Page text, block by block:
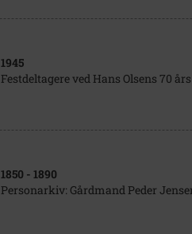
1945
Festdeltagere ved Hans Olsens 70
1850 - 1890
Personarkiv: Gårdmand Peder